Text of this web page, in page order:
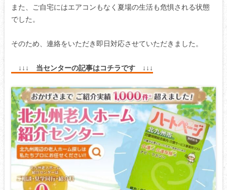
また、ご自宅にはエアコンもなく夏場の生活も危惧される状態
でした。
そのため、連絡をいただき即日対応させていただきました。
↓↓↓ 当センターの記事はコチラです ↓↓↓